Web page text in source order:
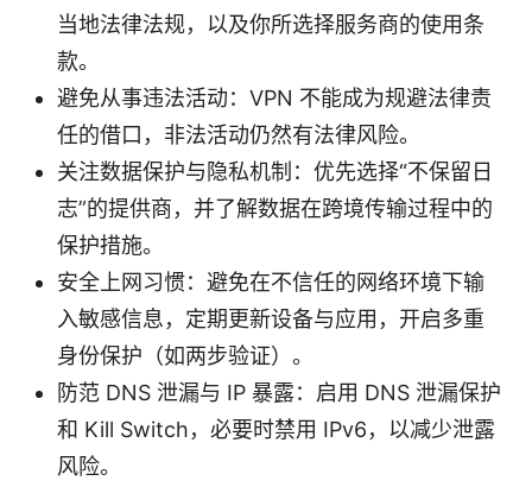
当地法律法规，以及你所选择服务商的使用条
款。
避免从事违法活动：VPN 不能成为规避法律责
任的借口，非法活动仍然有法律风险。
关注数据保护与隐私机制：优先选择“不保留日
志”的提供商，并了解数据在跨境传输过程中的
保护措施。
安全上网习惯：避免在不信任的网络环境下输
入敏感信息，定期更新设备与应用，开启多重
身份保护（如两步验证）。
防范 DNS 泄漏与 IP 暴露：启用 DNS 泄漏保护
和 Kill Switch，必要时禁用 IPv6，以减少泄露
风险。